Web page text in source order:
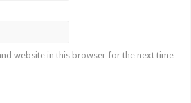
website in this browser for the next time